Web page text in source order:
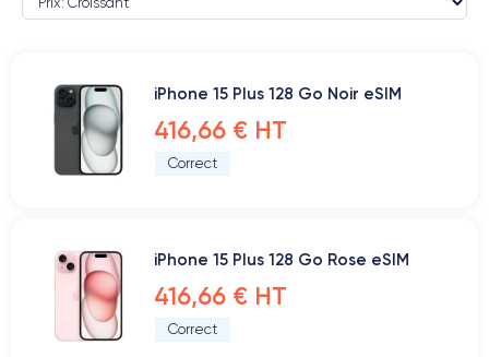
iPhone 15 Plus 128 Go Noir eSIM
416,66 € HT
Correct
iPhone 15 Plus 128 Go Rose eSIM
416,66 € HT
Correct